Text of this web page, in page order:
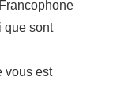
que sont
vous est